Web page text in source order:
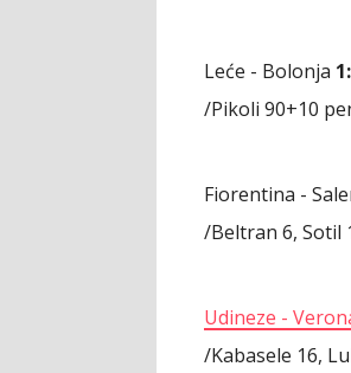
Leće - Bolonja
/Pikoli 90+10
Fiorentina -
/Beltran 6, Sotil
Udineze -
/Kabasele 16,